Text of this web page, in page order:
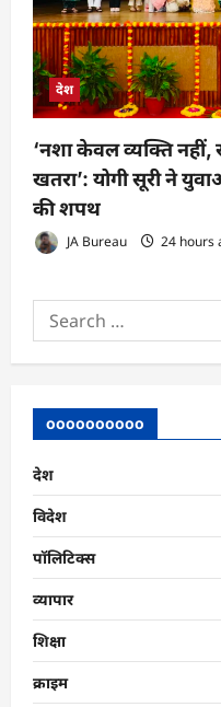
देश
‘नशा केवल व्यक्ति नहीं,
खतरा’: योगी सूरी ने
की शपथ
JA Bureau 24 hours
Search
for:
oooooooooo
देश
विदेश
पॉलिटिक्स
व्यापार
शिक्षा
क्राइम